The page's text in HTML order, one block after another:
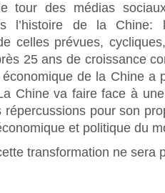
tour des médias
l’histoire de la Chine:
celles prévues,
25 ans de croissance
de la Chine a
Chine va faire face à
pour son
et politique du
transformation ne sera